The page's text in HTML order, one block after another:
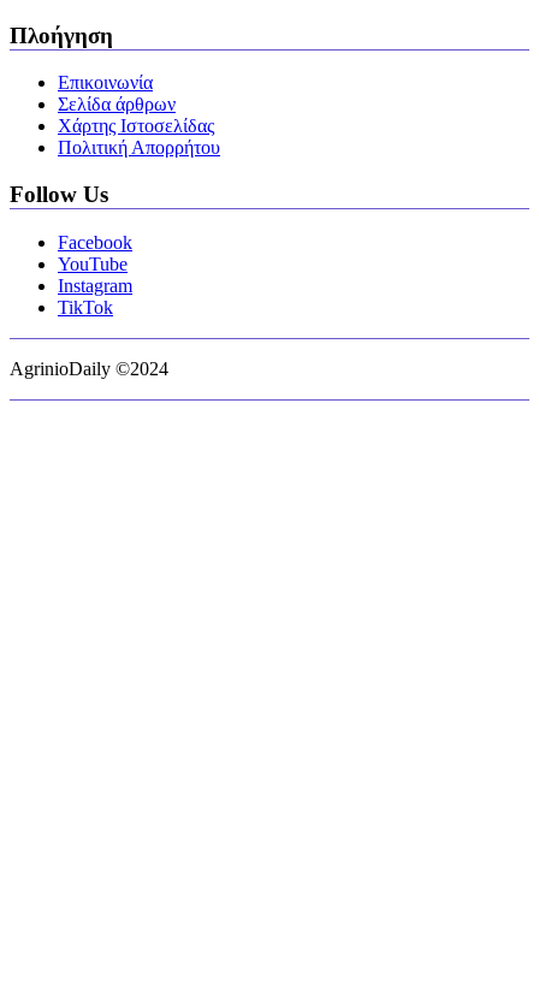
Πλοήγηση
Επικοινωνία
Σελίδα άρθρων
Χάρτης Ιστοσελίδας
Πολιτική Απορρήτου
Follow Us
Facebook
YouTube
Instagram
TikTok
AgrinioDaily ©2024